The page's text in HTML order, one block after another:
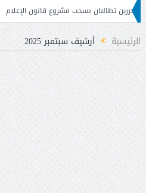
الإعلام مجلس الأعمال اللبناني –
الرئيسية أرشيف سبتمبر 2025